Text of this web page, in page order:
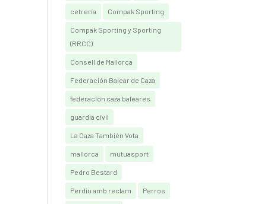
cetrería Compak Sporting
Compak Sporting y Sporting
(RRCC)
Consell de Mallorca
Federación Balear de Caza
federación caza baleares
guardia civil
La Caza También Vota
mallorca mutuasport
Pedro Bestard
Perdiu amb reclam Perros